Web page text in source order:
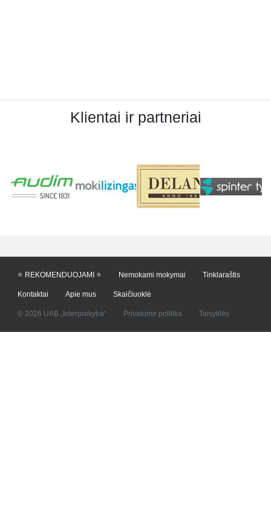
Klientai ir partneriai
⭐ REKOMENDUOJAMI ⭐ Nemokami mokymai Tinklaraštis
Kontaktai Apie mus Skaičiuoklė
© 2026 UAB „Interprekyba“ Privatumo politika Taisyklės